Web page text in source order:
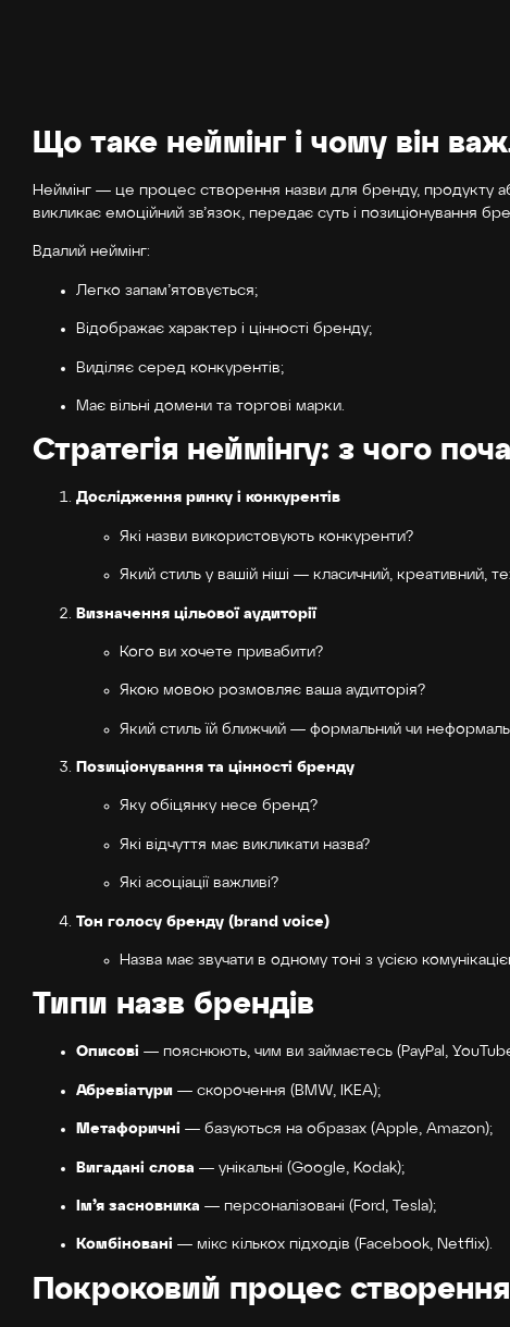
Що таке неймінг і чому він
Неймінг — це процес створення назви для бренду, продукту
викликає емоційний зв’язок, передає суть і позиціонування
Вдалий неймінг:
Легко запам’ятовується;
Відображає характер і цінності бренду;
Виділяє серед конкурентів;
Має вільні домени та торгові марки.
Стратегія неймінгу: з чого
Дослідження ринку і конкурентів
Які назви використовують конкуренти?
Який стиль у вашій ніші — класичний, креативний,
Визначення цільової аудиторії
Кого ви хочете привабити?
Якою мовою розмовляє ваша аудиторія?
Який стиль їй ближчий — формальний чи
Позиціонування та цінності бренду
Яку обіцянку несе бренд?
Які відчуття має викликати назва?
Які асоціації важливі?
Тон голосу бренду (brand voice)
Назва має звучати в одному тоні з усією
Типи назв брендів
Описові — пояснюють, чим ви займаєтесь (PayPal,
Абревіатури — скорочення (BMW, IKEA);
Метафоричні — базуються на образах (Apple, Amazon);
Вигадані слова — унікальні (Google, Kodak);
Ім’я засновника — персоналізовані (Ford, Tesla);
Комбіновані — мікс кількох підходів (Facebook, Netflix).
Покроковий процес